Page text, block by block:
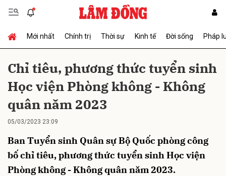
Mới nhất Chính trị Thời sự Kinh tế Đời sống Pháp
Chỉ tiêu, phương thức tuyển sinh
Học viện Phòng không - Không
quân năm 2023
05/03/2023 23:09
Ban Tuyển sinh Quân sự Bộ Quốc phòng công
bố chỉ tiêu, phương thức tuyển sinh Học viện
Phòng không - Không quân năm 2023.
Gửi bình luận
Hủy Gửi